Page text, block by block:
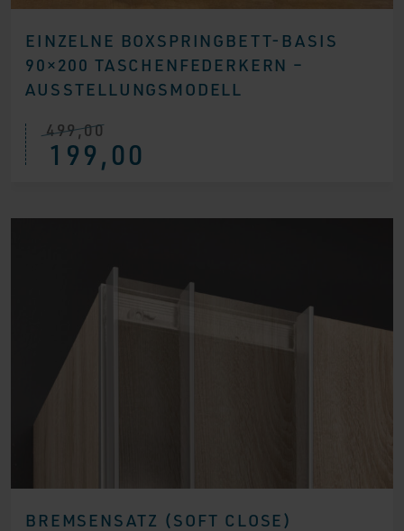
EINZELNE BOXSPRINGBETT-BASIS
90×200 TASCHENFEDERKERN –
AUSSTELLUNGSMODELL
499,00
Ursprünglicher
Preis
war:199,00
Aktueller
Preis
ist:
BREMSENSATZ (SOFT CLOSE)